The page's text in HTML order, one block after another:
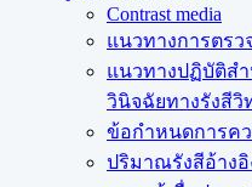
Contrast media
แนวทางการตรว
แนวทางปฏิบัติส
วินิจฉัยทางรังสีวิ
ข้อกำหนดการค
ปริมาณรังสีอ้างอิ